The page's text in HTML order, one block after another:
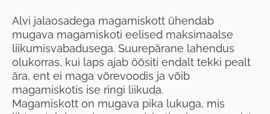
Alvi jalaosadega magamiskott ühendab
mugava magamiskoti eelised maksimaalse
liikumisvabadusega. Suurepärane lahendus
olukorras, kui laps ajab öösiti endalt tekki pealt
ära, ent ei maga võrevoodis ja võib
magamiskotis ise ringi liikuda.
Magamiskott on mugava pika lukuga, mis